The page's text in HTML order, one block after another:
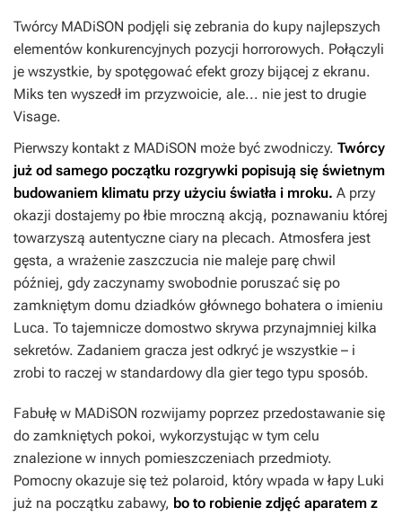
Twórcy MADiSON podjęli się zebrania do kupy najlepszych
elementów konkurencyjnych pozycji horrorowych. Połączyli
je wszystkie, by spotęgować efekt grozy bijącej z ekranu.
Miks ten wyszedł im przyzwoicie, ale... nie jest to drugie
Visage.
Pierwszy kontakt z MADiSON może być zwodniczy. Twórcy
już od samego początku rozgrywki popisują się świetnym
budowaniem klimatu przy użyciu światła i mroku. A przy
okazji dostajemy po łbie mroczną akcją, poznawaniu której
towarzyszą autentyczne ciary na plecach. Atmosfera jest
gęsta, a wrażenie zaszczucia nie maleje parę chwil
później, gdy zaczynamy swobodnie poruszać się po
zamkniętym domu dziadków głównego bohatera o imieniu
Luca. To tajemnicze domostwo skrywa przynajmniej kilka
sekretów. Zadaniem gracza jest odkryć je wszystkie – i
zrobi to raczej w standardowy dla gier tego typu sposób.
Fabułę w MADiSON rozwijamy poprzez przedostawanie się
do zamkniętych pokoi, wykorzystując w tym celu
znalezione w innych pomieszczeniach przedmioty.
Pomocny okazuje się też polaroid, który wpada w łapy Luki
już na początku zabawy, bo to robienie zdjęć aparatem z